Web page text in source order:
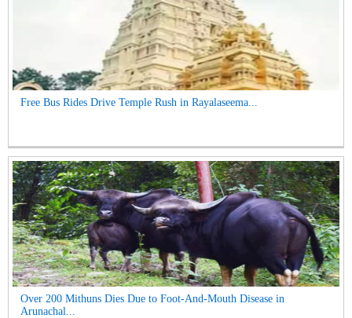
Free Bus Rides Drive Temple Rush in Rayalaseema...
Over 200 Mithuns Dies Due to Foot-And-Mouth Disease in
Arunachal...